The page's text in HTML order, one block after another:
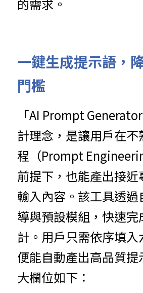
的需求。
一鍵生成提示語，
門檻
「AI Prompt
計理念，是讓用戶在不
程（Prompt
前提下，也能產出接近
輸入內容。該工具透過
導與預設模組，快速完
計。用戶只需依序填入
便能自動產出高品質提
大欄位如下：